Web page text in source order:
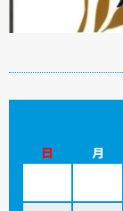
日 月